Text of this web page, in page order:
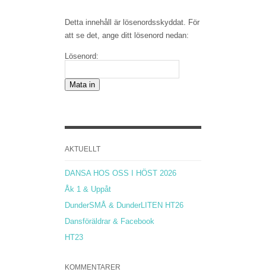
Detta innehåll är lösenordsskyddat. För
att se det, ange ditt lösenord nedan:
Lösenord:
AKTUELLT
DANSA HOS OSS I HÖST 2026
Åk 1 & Uppåt
DunderSMÅ & DunderLITEN HT26
Dansföräldrar & Facebook
HT23
KOMMENTARER